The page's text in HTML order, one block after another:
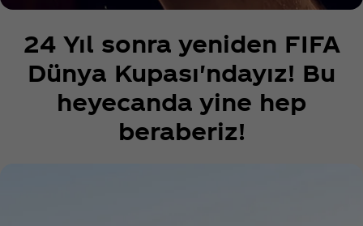
24 Yıl sonra yeniden FIFA
Dünya Kupası'ndayız! Bu
heyecanda yine hep
beraberiz!